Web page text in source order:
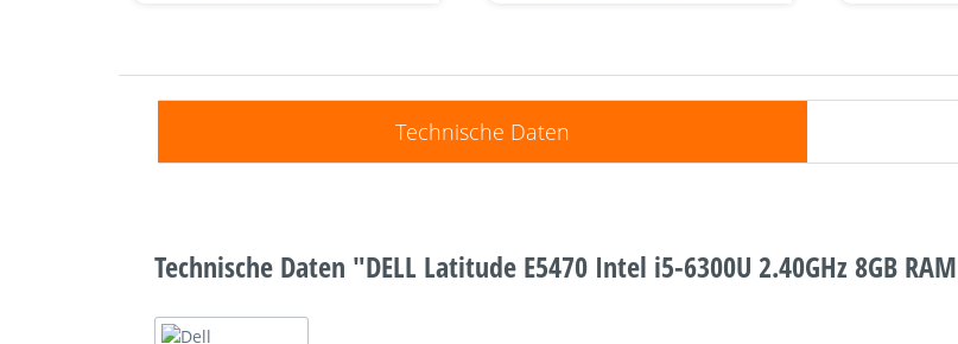
Technische Daten
Technische Daten "DELL Latitude E5470 Intel i5-6300U 2.40GHz 8GB